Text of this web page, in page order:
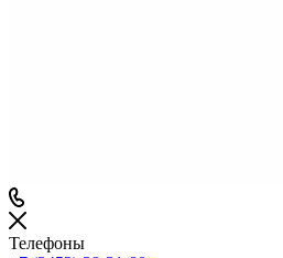
Телефоны